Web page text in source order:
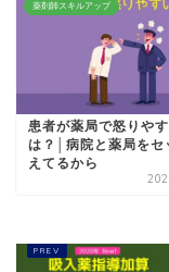
薬剤師スキルアップ
患者が薬局で怒りや
は？│病院と薬局をセ
えてるから